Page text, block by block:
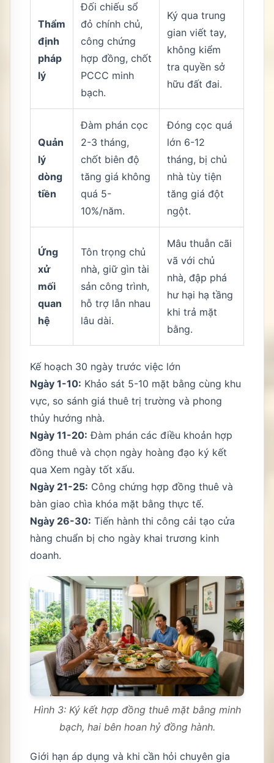
Thẩm
định
pháp
lý
Đối chiếu sổ
đỏ chính chủ,
công chứng
hợp đồng, chốt
PCCC minh
bạch.
Ký qua trung
gian viết tay,
không kiểm
tra quyền sở
hữu đất đai.
Quản
lý
dòng
tiền
Đàm phán cọc
2-3 tháng,
chốt biên độ
tăng giá không
quá 5-
10%/năm.
Đóng cọc quá
lớn 6-12
tháng, bị chủ
nhà tùy tiện
tăng giá đột
ngột.
Ứng
xử
mối
quan
hệ
Tôn trọng chủ
nhà, giữ gìn tài
sản công trình,
hỗ trợ lẫn nhau
lâu dài.
Mâu thuẫn cãi
vã với chủ
nhà, đập phá
hư hại hạ tầng
khi trả mặt
bằng.
Kế hoạch 30 ngày trước việc lớn
Ngày 1-10: Khảo sát 5-10 mặt bằng cùng khu
vực, so sánh giá thuê trị trường và phong
thủy hướng nhà.
Ngày 11-20: Đàm phán các điều khoản hợp
đồng thuê và chọn ngày hoàng đạo ký kết
qua Xem ngày tốt xấu.
Ngày 21-25: Công chứng hợp đồng thuê và
bàn giao chìa khóa mặt bằng thực tế.
Ngày 26-30: Tiến hành thi công cải tạo cửa
hàng chuẩn bị cho ngày khai trương kinh
doanh.
Hình 3: Ký kết hợp đồng thuê mặt bằng minh
bạch, hai bên hoan hỷ đồng hành.
Giới hạn áp dụng và khi cần hỏi chuyên gia